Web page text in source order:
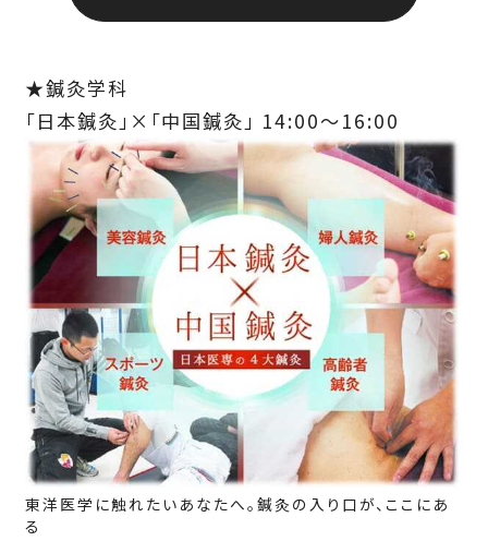
★鍼灸学科
「日本鍼灸」×「中国鍼灸」 14:00～16:00
東洋医学に触れたいあなたへ。鍼灸の入り口が、ここにあ
る